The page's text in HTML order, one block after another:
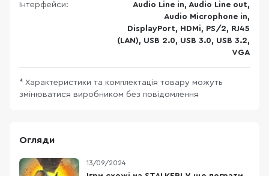
Інтерфейси:
Audio Line in, Audio Line out,
Audio Microphone in,
DisplayPort, HDMi, PS/2, RJ45
(LAN), USB 2.0, USB 3.0, USB 3.2,
VGA
* Характеристики та комплектація товару можуть
змінюватися виробником без повідомлення
Огляди
13/09/2024